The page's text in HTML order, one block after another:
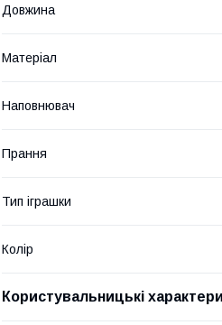
Довжина
Матеріал
Наповнювач
Прання
Тип іграшки
Колір
Користувальницькі